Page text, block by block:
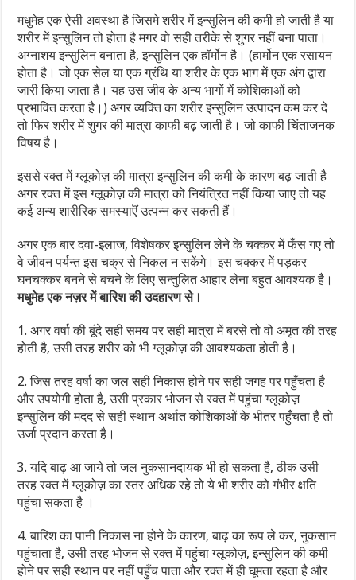
मधुमेह एक ऐसी अवस्था है जिसमे शरीर में इन्सुलिन की कमी हो जाती है या
शरीर में इन्सुलिन तो होता है मगर वो सही तरीके से शुगर नहीं बना पाता।
अग्नाशय इन्सुलिन बनाता है, इन्सुलिन एक हॉर्मोन है। (हार्मोन एक रसायन
होता है। जो एक सेल या एक ग्रंथि या शरीर के एक भाग में एक अंग द्वारा
जारी किया जाता है। यह उस जीव के अन्य भागों में कोशिकाओं को
प्रभावित करता है।) अगर व्यक्ति का शरीर इन्सुलिन उत्पादन कम कर दे
तो फिर शरीर में शुगर की मात्रा काफी बढ़ जाती है। जो काफी चिंताजनक
विषय है।
इससे रक्त में ग्लूकोज़ की मात्रा इन्सुलिन की कमी के कारण बढ़ जाती है
अगर रक्त में इस ग्लूकोज़ की मात्रा को नियंत्रित नहीं किया जाए तो यह
कई अन्य शारीरिक समस्याऎं उत्पन्न कर सकती हैं।
अगर एक बार दवा-इलाज, विशेषकर इन्सुलिन लेने के चक्कर में फँस गए तो
वे जीवन पर्यन्त इस चक्र से निकल न सकेंगे। इस चक्कर में पड़कर
घनचक्कर बनने से बचने के लिए सन्तुलित आहार लेना बहुत आवश्यक है।
मधुमेह एक नज़र में बारिश की उदहारण से।
1. अगर वर्षा की बूंदे सही समय पर सही मात्रा में बरसे तो वो अमृत की तरह
होती है, उसी तरह शरीर को भी ग्लूकोज़ की आवश्यकता होती है।
2. जिस तरह वर्षा का जल सही निकास होने पर सही जगह पर पहुँचता है
और उपयोगी होता है, उसी प्रकार भोजन से रक्त में पहुंचा ग्लूकोज़
इन्सुलिन की मदद से सही स्थान अर्थात कोशिकाओं के भीतर पहुँचता है तो
उर्जा प्रदान करता है।
3. यदि बाढ़ आ जाये तो जल नुकसानदायक भी हो सकता है, ठीक उसी
तरह रक्त में ग्लूकोज़ का स्तर अधिक रहे तो ये भी शरीर को गंभीर क्षति
पहुंचा सकता है ।
4. बारिश का पानी निकास ना होने के कारण, बाढ़ का रूप ले कर, नुकसान
पहुंचाता है, उसी तरह भोजन से रक्त में पहुंचा ग्लूकोज़, इन्सुलिन की कमी
होने पर सही स्थान पर नहीं पहुँच पाता और रक्त में ही घूमता रहता है और